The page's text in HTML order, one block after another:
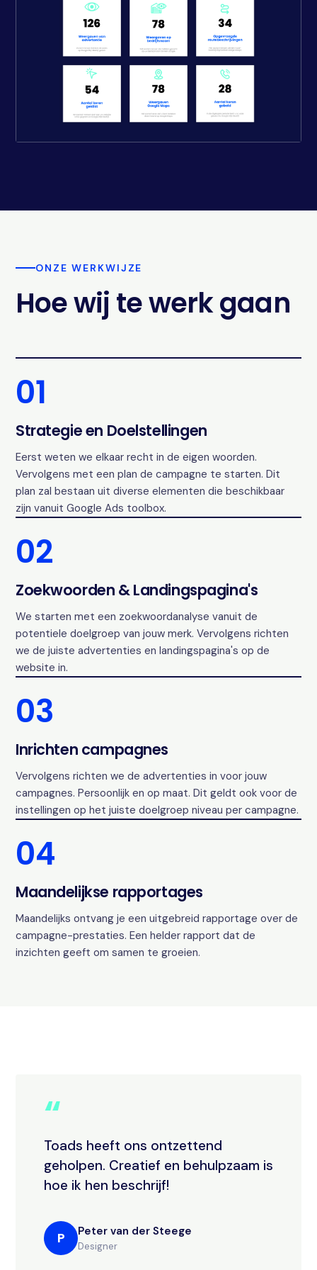
ONZE WERKWIJZE
Hoe wij te werk gaan
01
Strategie en Doelstellingen
Eerst weten we elkaar recht in de eigen woorden.
Vervolgens met een plan de campagne te starten. Dit
plan zal bestaan uit diverse elementen die beschikbaar
zijn vanuit Google Ads toolbox.
02
Zoekwoorden & Landingspagina's
We starten met een zoekwoordanalyse vanuit de
potentiele doelgroep van jouw merk. Vervolgens richten
we de juiste advertenties en landingspagina's op de
website in.
03
Inrichten campagnes
Vervolgens richten we de advertenties in voor jouw
campagnes. Persoonlijk en op maat. Dit geldt ook voor de
instellingen op het juiste doelgroep niveau per campagne.
04
Maandelijkse rapportages
Maandelijks ontvang je een uitgebreid rapportage over de
campagne-prestaties. Een helder rapport dat de
inzichten geeft om samen te groeien.
“
Toads heeft ons ontzettend
geholpen. Creatief en behulpzaam is
hoe ik hen beschrijf!
P Peter van der Steege
Designer